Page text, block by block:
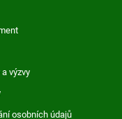
výzvy
osobních údajů